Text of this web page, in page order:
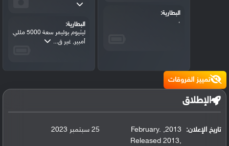
البطارية:
،
البطارية:
ليثيوم بوليمر سعة 5000 مللي
أمبير, غير ق...
تمييز الفروقات
الإطلاق
تاريخ الإعلان: 2013
,
February.
Released 2013,
25 سبتمبر 2023